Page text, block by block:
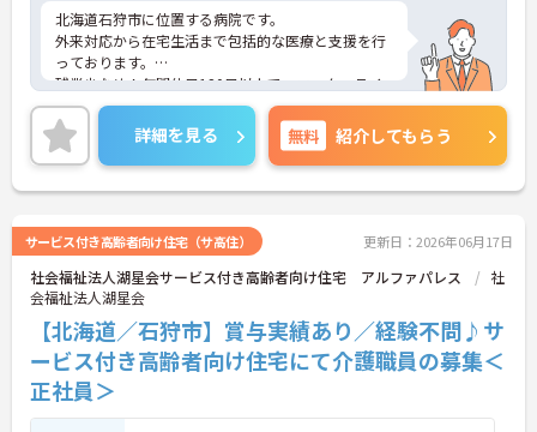
北海道石狩市に位置する病院です。
外来対応から在宅生活まで包括的な医療と支援を行
っております。
残業少なめ！年間休日120日以上で、ワーク・ライ
フ・バランスも大切にしていただけます。
ご興味ある方には、面接対策ポイントなど、さらに
詳細をお話しいたしますのでお気軽にご相談くださ
い！
詳細を見る 無料 紹介してもらう
サービス付き高齢者向け住宅（サ高住） 更新日：2026年06月17日
社会福祉法人湖星会サービス付き高齢者向け住宅 アルファパレス
社
会福祉法人湖星会
【北海道／石狩市】賞与実績あり／経験不問♪サ
ービス付き高齢者向け住宅にて介護職員の募集＜
正社員＞